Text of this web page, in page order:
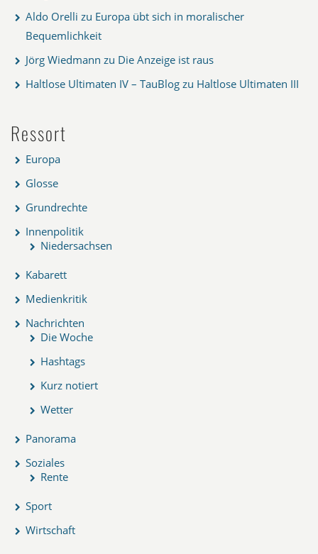
Aldo Orelli zu Europa übt sich in moralischer
Bequemlichkeit
Jörg Wiedmann zu Die Anzeige ist raus
Haltlose Ultimaten IV – TauBlog zu Haltlose Ultimaten III
Ressort
Europa
Glosse
Grundrechte
Innenpolitik
Niedersachsen
Kabarett
Medienkritik
Nachrichten
Die Woche
Hashtags
Kurz notiert
Wetter
Panorama
Soziales
Rente
Sport
Wirtschaft